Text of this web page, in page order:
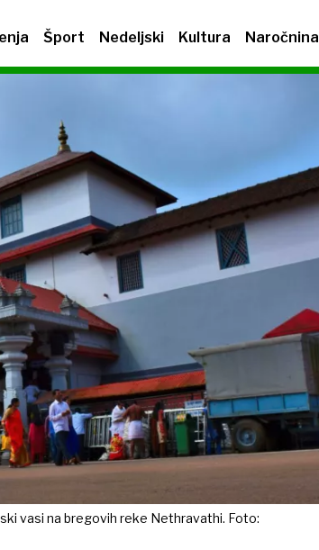
Šport Nedeljski Kultura Naročnina
vasi na bregovih reke Nethravathi. Foto: